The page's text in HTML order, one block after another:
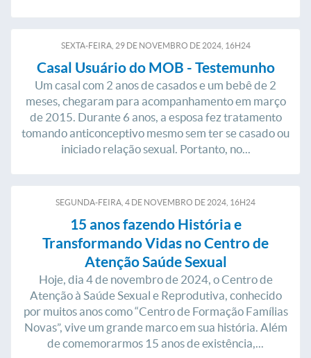
SEXTA-FEIRA, 29DENOVEMBRO DE2024, 16H24
Casal Usuário do MOB - Testemunho
Um casal com 2 anos de casados e um bebê de 2
meses, chegaram para acompanhamento em março
de 2015. Durante 6 anos, a esposa fez tratamento
tomando anticonceptivo mesmo sem ter se casado ou
iniciado relação sexual. Portanto, no...
SEGUNDA-FEIRA, 4 DE NOVEMBRO DE 2024, 16H24
15 anos fazendo História e
Transformando Vidas no Centro de
Atenção Saúde Sexual
Hoje, dia 4 de novembro de 2024, o Centro de
Atenção à Saúde Sexual e Reprodutiva, conhecido
por muitos anos como “Centro de Formação Famílias
Novas”, vive um grande marco em sua história. Além
de comemorarmos 15 anos de existência,...